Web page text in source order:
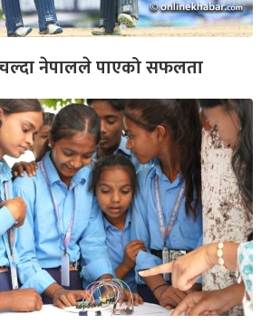
चल्दा नेपालले पाएको सफलता